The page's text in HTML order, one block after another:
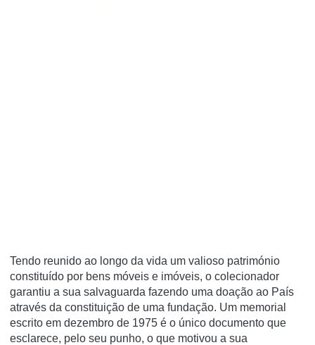
Tendo reunido ao longo da vida um valioso património
constituído por bens móveis e imóveis, o colecionador
garantiu a sua salvaguarda fazendo uma doação ao País
através da constituição de uma fundação. Um memorial
escrito em dezembro de 1975 é o único documento que
esclarece, pelo seu punho, o que motivou a sua